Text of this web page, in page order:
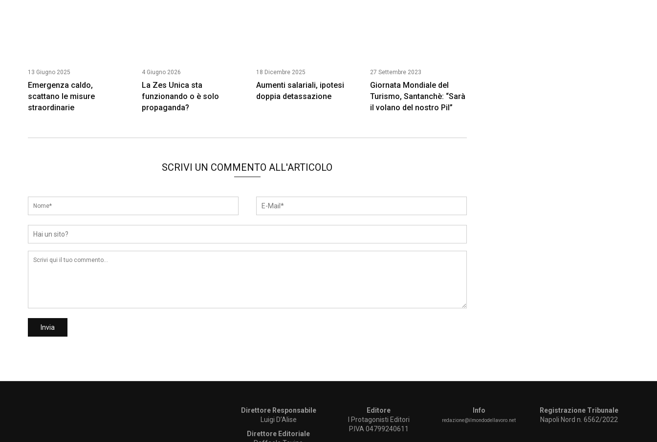
13 Giugno 2025
Emergenza caldo,
scattano le misure
straordinarie
4 Giugno 2026
La Zes Unica sta
funzionando o è solo
propaganda?
18 Dicembre 2025
Aumenti salariali, ipotesi
doppia detassazione
27 Settembre 2023
Giornata Mondiale del
Turismo, Santanchè: “Sarà
il volano del nostro Pil”
SCRIVI UN COMMENTO ALL'ARTICOLO
Direttore Responsabile
Luigi D’Alise
Direttore Editoriale
Editore
I Protagonisti Editori
P.IVA 04799240611
Info
redazione@ilmondodellavoro.net
Registrazione Tribunale
Napoli Nord n. 6562/2022